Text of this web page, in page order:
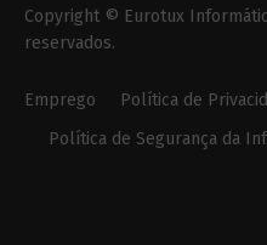
Copyright © Eurotux
reservados.
Emprego Política de
Política de Segurança da